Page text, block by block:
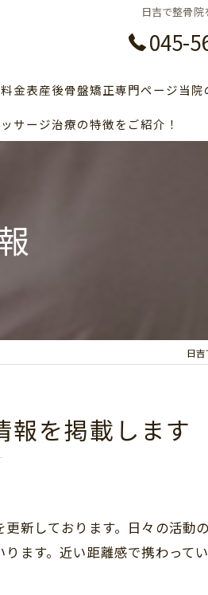
日吉で整骨
045-
料金表産後骨盤矯正専門ページ
産後の骨盤矯正のＱ＆Ａ、よ
当院
サージ治療の特徴をご紹介！
日
報を掲載します
新しております。日々の活動
ます。近い距離感で携わって